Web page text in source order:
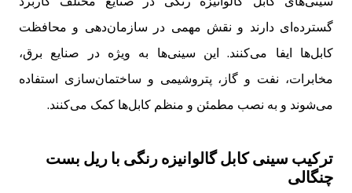
گسترده‌ای دارند و نقش مهمی در سازمان‌دهی و محافظت
کابل‌ها ایفا می‌کنند. این سینی‌ها به ویژه در صنایع برق،
مخابرات، نفت و گاز، پتروشیمی و ساختمان‌سازی استفاده
می‌شوند و به نصب مطمئن و منظم کابل‌ها کمک می‌کنند.
ترکیب سینی کابل گالوانیزه رنگی با ریل بست
چنگالی